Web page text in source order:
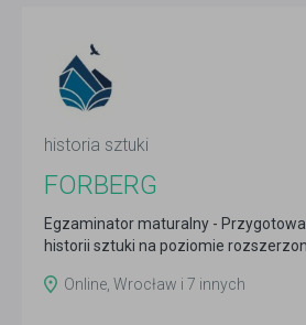
historia sztuki
FORBERG
Egzaminator maturalny -
historii sztuki na poziomie
Online, Wrocław i 7 innych